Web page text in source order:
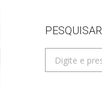
PESQUISAR
Search: